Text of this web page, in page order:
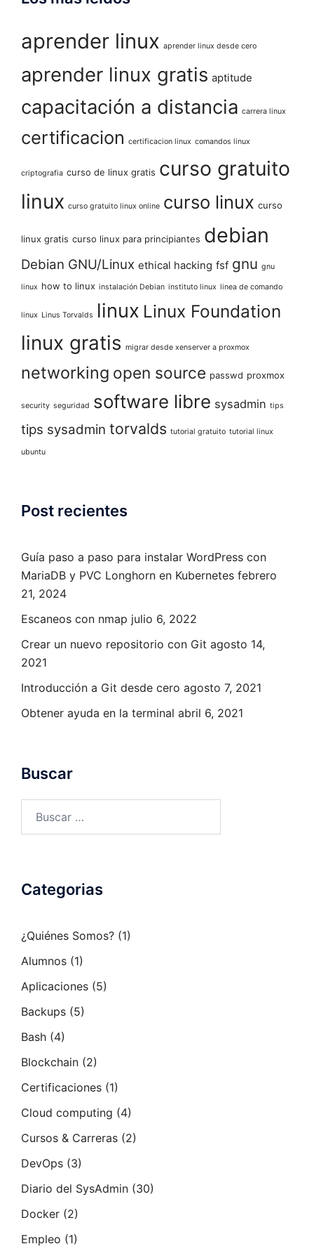
aprender linux aprender linux desde cero
aprender linux gratis aptitude
capacitación a distancia carrera linux
certificacion certificacion linux comandos linux
criptografia curso de linux gratis curso gratuito
linux curso gratuito linux online curso linux curso
linux gratis curso linux para principiantes debian
Debian GNU/Linux ethical hacking fsf gnu gnu
linux how to linux instalación Debian instituto linux linea de comando
linux Linus Torvalds linux Linux Foundation
linux gratis migrar desde xenserver a proxmox
networking open source passwd proxmox
security seguridad software libre sysadmin tips
tips sysadmin torvalds tutorial gratuito tutorial linux
ubuntu
Post recientes
Guía paso a paso para instalar WordPress con
MariaDB y PVC Longhorn en Kubernetes febrero
21, 2024
Escaneos con nmap julio 6, 2022
Crear un nuevo repositorio con Git agosto 14,
2021
Introducción a Git desde cero agosto 7, 2021
Obtener ayuda en la terminal abril 6, 2021
Buscar
Categorias
¿Quiénes Somos? (1)
Alumnos (1)
Aplicaciones (5)
Backups (5)
Bash (4)
Blockchain (2)
Certificaciones (1)
Cloud computing (4)
Cursos & Carreras (2)
DevOps (3)
Diario del SysAdmin (30)
Docker (2)
Empleo (1)